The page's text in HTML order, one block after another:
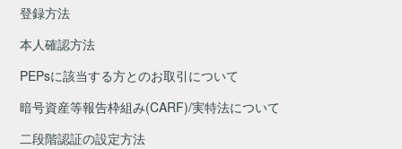
登録方法
本人確認方法
PEPsに該当する方とのお取引について
暗号資産等報告枠組み(CARF)/実特法について
二段階認証の設定方法